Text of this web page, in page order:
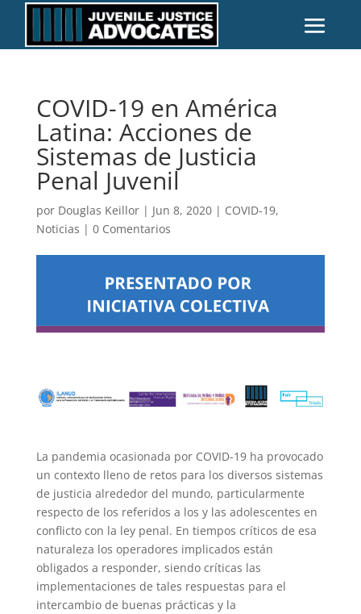
COVID-19 en América
Latina: Acciones de
Sistemas de Justicia
Penal Juvenil
por Douglas Keillor| Jun 8, 2020| COVID-19,
Noticias | 0 Comentarios
La pandemia ocasionada por COVID-19 ha provocado
un contexto lleno de retos para los diversos sistemas
de justicia alrededor del mundo, particularmente
respecto de los referidos a los y las adolescentes en
conflicto con la ley penal. En tiempos críticos de esa
naturaleza los operadores implicados están
obligados a responder, siendo críticas las
implementaciones de tales respuestas para el
intercambio de buenas prácticas y la